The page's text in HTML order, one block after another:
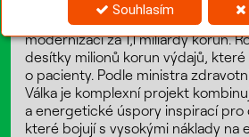
Souhlasím
Nemocnice Na Homolce zahájila v
modernizaci za 1,1 miliardy korun.
desítky milionů korun výdajů,
o pacienty. Podle ministra
Válka je komplexní projekt
a energetické úspory inspirací pro
které bojují s vysokými náklady na